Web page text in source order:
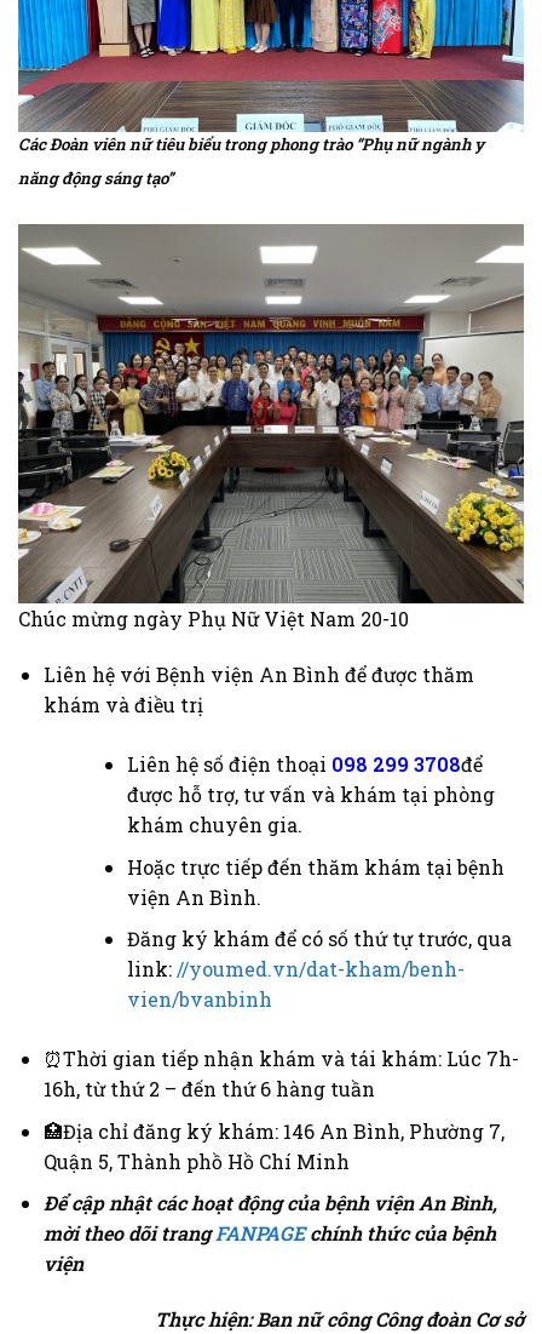
Các Đoàn viên nữ tiêu biểu trong phong trào “Phụ nữ ngành y
năng động sáng tạo”
Chúc mừng ngày Phụ Nữ Việt Nam 20-10
Liên hệ với Bệnh viện An Bình để được thăm
khám và điều trị
Liên hệ số điện thoại 098 299 3708để
được hỗ trợ, tư vấn và khám tại phòng
khám chuyên gia.
Hoặc trực tiếp đến thăm khám tại bệnh
viện An Bình.
Đăng ký khám để có số thứ tự trước, qua
link://youmed.vn/dat-kham/benh-
vien/bvanbinh
⏰Thời gian tiếp nhận khám và tái khám: Lúc 7h-
16h, từ thứ 2 – đến thứ 6 hàng tuần
🏥Địa chỉ đăng ký khám: 146 An Bình, Phường 7,
Quận 5, Thành phồ Hồ Chí Minh
Để cập nhật các hoạt động của bệnh viện An Bình,
mời theo dõi trangFANPAGEchính thức của bệnh
viện
Thực hiện: Ban nữ công Công đoàn Cơ sở